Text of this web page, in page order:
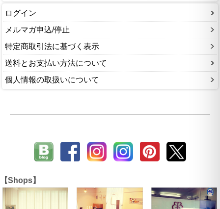
ログイン
メルマガ申込/停止
特定商取引法に基づく表示
送料とお支払い方法について
個人情報の取扱いについて
【Shops】